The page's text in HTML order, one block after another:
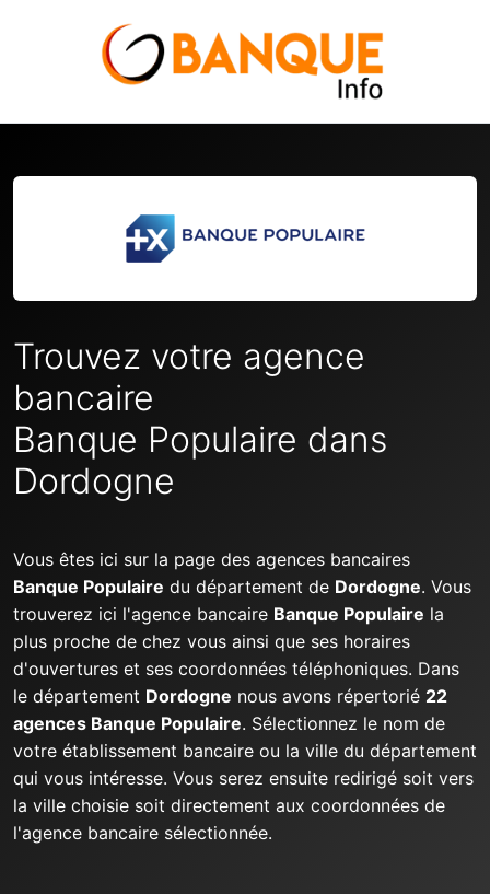
Trouvez votre agence
bancaire
Banque Populaire dans
Dordogne
Vous êtes ici sur la page des agences bancaires
Banque Populaire du département de Dordogne. Vous
trouverez ici l'agence bancaire Banque Populaire la
plus proche de chez vous ainsi que ses horaires
d'ouvertures et ses coordonnées téléphoniques. Dans
le département Dordogne nous avons répertorié 22
agences Banque Populaire. Sélectionnez le nom de
votre établissement bancaire ou la ville du département
qui vous intéresse. Vous serez ensuite redirigé soit vers
la ville choisie soit directement aux coordonnées de
l'agence bancaire sélectionnée.